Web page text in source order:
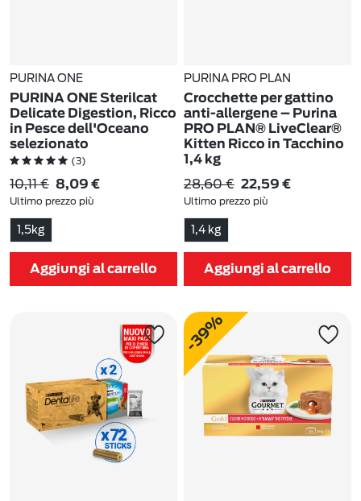
PURINA ONE
PURINA ONE Sterilcat
Delicate Digestion, Ricco
in Pesce dell'Oceano
selezionato
(3)
10,11 € 8,09 €
Ultimo prezzo più
basso: 10,11 €
1,5kg
Aggiungi al carrello
PURINA PRO PLAN
Crocchette per gattino
anti-allergene – Purina
PRO PLAN® LiveClear®
Kitten Ricco in Tacchino
1,4 kg
(4)
28,60 € 22,59 €
Ultimo prezzo più
basso: 28,60 €
1,4 kg
Aggiungi al carrello
-39%